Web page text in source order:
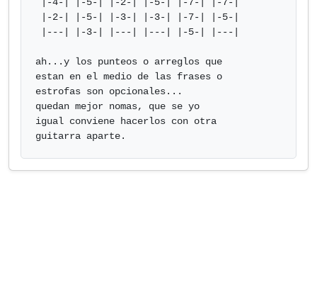
ah...y los punteos o arreglos que
estan en el medio de las frases o
estrofas son opcionales...
quedan mejor nomas, que se yo
igual conviene hacerlos con otra
guitarra aparte.